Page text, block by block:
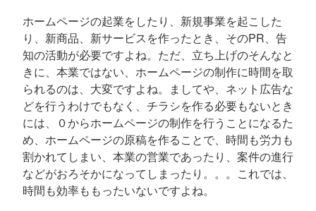
ホームページの起業をしたり、新規事業を起こした
り、新商品、新サービスを作ったとき、そのPR、告
知の活動が必要ですよね。ただ、立ち上げのそんなと
きに、本業ではない、ホームページの制作に時間を取
られるのは、大変ですよね。ましてや、ネット広告な
どを行うわけでもなく、チラシを作る必要もないとき
には、０からホームページの制作を行うことになるた
め、ホームページの原稿を作ることで、時間も労力も
割かれてしまい、本業の営業であったり、案件の進行
などがおろそかになってしまったり。。。これでは、
時間も効率ももったいないですよね。